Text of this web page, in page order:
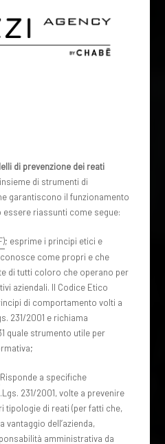
di prevenzione dei reati
di strumenti di
garantiscono il funzionamento
riassunti come segue:
; esprime i principi etici e
come propri e che
di tutti coloro che operano per
aziendali. Il Codice Etico
di comportamento volti a
231/2001 e richiama
quale strumento utile per
Risponde a specifiche
231/2001, volte a prevenire
tipologie di reati (per fatti che,
vantaggio dell’azienda,
amministrativa da